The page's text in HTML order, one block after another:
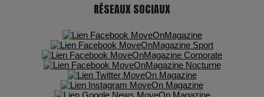
7 Techniques Secrètes des Photographes de Stars
Adieu Jean-Pat : rire au bord du précipice
Pharaonic Festival 2025 : 10 ans d’électro sous les
montagnes, une fête à ne pas manquer
RÉSEAUX SOCIAUX